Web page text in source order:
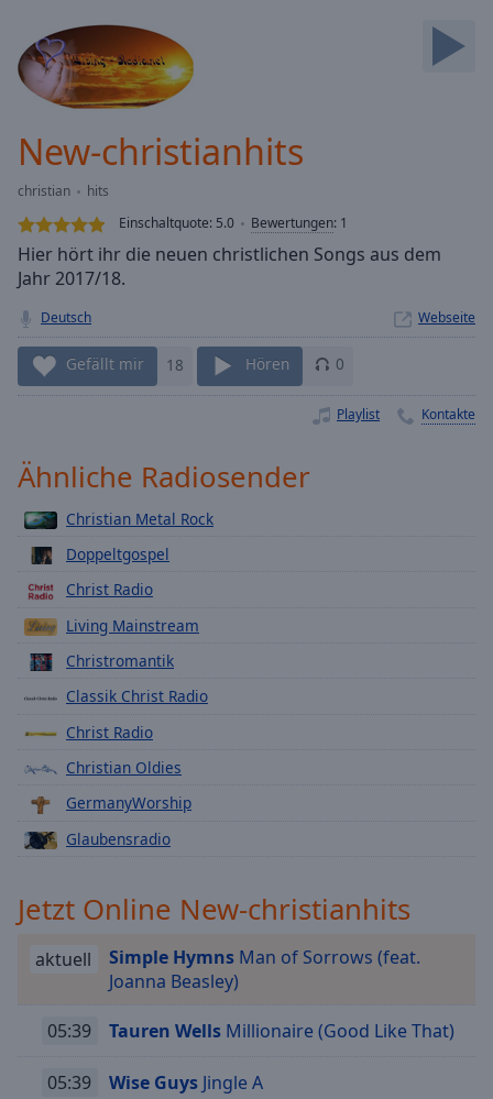
Skip
Forward
Mute
Current
Loaded:
0.00%
Stream
TypeLIVE
live,
currently
behind
LIVE
Remaining
1x
Playback
Rate
Descriptions
descriptions
selected
subtitles
settings,
subtitles
settings
dialog
subtitles
selected
New-christianhits
christian
hits
Einschaltquote: 5.0 Bewertungen: 1
Hier hört ihr die neuen christlichen Songs aus dem
Jahr 2017/18.
Deutsch Webseite
Gefällt mir 18 Hören 0
Playlist Kontakte
Ähnliche Radiosender
Christian Metal Rock
Doppeltgospel
Christ Radio
Living Mainstream
Christromantik
Classik Christ Radio
Christ Radio
Christian Oldies
GermanyWorship
Glaubensradio
Jetzt Online New-christianhits
aktuell Simple Hymns Man of Sorrows (feat.
Joanna Beasley)
05:39 Tauren Wells Millionaire (Good Like That)
05:39 Wise Guys Jingle A